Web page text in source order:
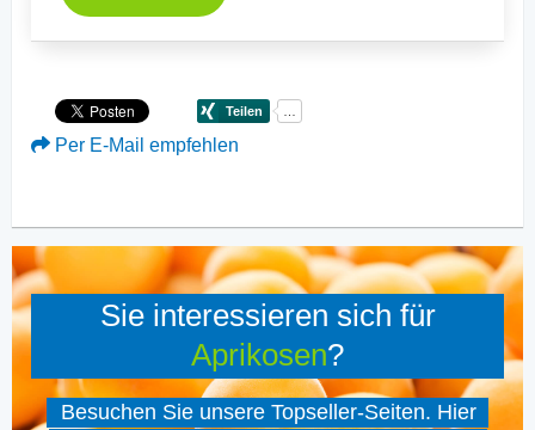
Per E-Mail empfehlen
Sie interessieren sich für
Aprikosen?
Besuchen Sie unsere Topseller-Seiten. Hier